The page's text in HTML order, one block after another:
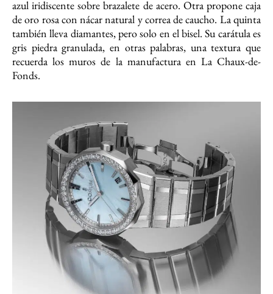
azul iridiscente sobre brazalete de acero. Otra propone caja
de oro rosa con nácar natural y correa de caucho. La quinta
también lleva diamantes, pero solo en el bisel. Su carátula es
gris piedra granulada, en otras palabras, una textura que
recuerda los muros de la manufactura en La Chaux-de-
Fonds.